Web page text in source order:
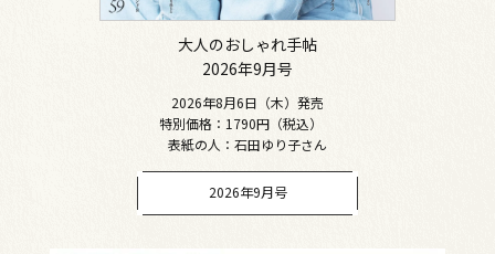
大人のおしゃれ手帖
2026年9月号
2026年8月6日（木）発売
特別価格：1790円（税込）
表紙の人：石田ゆり子さん
2026年9月号